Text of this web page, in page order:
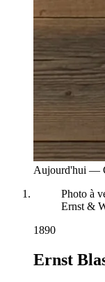
Aujourd'hui —
Photo à
Ernst &
1890
Ernst